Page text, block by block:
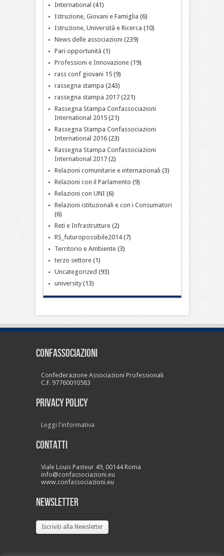
International (41)
Istruzione, Giovani e Famiglia (6)
Istruzione, Università e Ricerca (10)
News delle associazioni (239)
Pari opportunità (1)
Professioni e Innovazione(19)
rass conf giovani 15(9)
rassegna stampa (243)
rassegna stampa 2017(221)
Rassegna Stampa Confassociazioni
International 2015(21)
Rassegna Stampa Confassociazioni
International 2016(23)
Rassegna Stampa Confassociazioni
International 2017(2)
Relazioni comunitarie e internazionali (3)
Relazioni con il Parlamento (9)
Relazioni con UNI (6)
Relazioni istituzionali e con i Consumatori
(6)
Reti e Infrastrutture(2)
RS_futuropossibile2014(7)
Territorio e Ambiente(3)
terzo settore(1)
Uncategorized (93)
university(13)
CONFASSOCIAZIONI
Confederazione Associazioni Professionali
C.F. 97760010583
PRIVACY POLICY
Leggi l'informativa
Contatti
Viale Louis Pasteur 49, 00144 Roma
info@confassociazioni.eu
www.confassociazioni.eu
Newsletter
Iscriviti alla Newsletter